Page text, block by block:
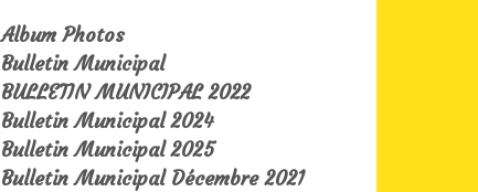
Album Photos
Bulletin Municipal
BULLETIN MUNICIPAL 2022
Bulletin Municipal 2024
Bulletin Municipal 2025
Bulletin Municipal Décembre 2021